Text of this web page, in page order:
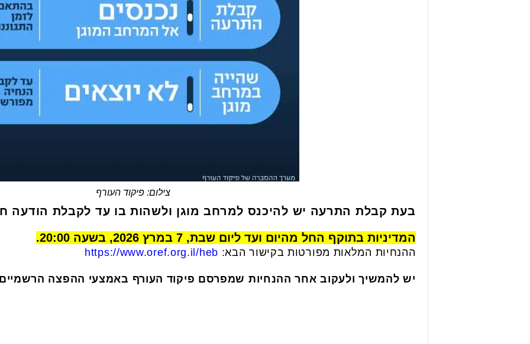
צילום: פיקוד העורף
בעת קבלת התרעה יש להיכנס למרחב מוגן ולשהות בו עד לקבלת הודעה
המדיניות בתוקף החל מהיום ועד ליום שבת, 7 במרץ 2026, בשעה 20:00.
ההנחיות המלאות מפורטות בקישור הבא: https://www.oref.org.il/heb
יש להמשיך ולעקוב אחר ההנחיות שמפרסם פיקוד העורף באמצעי ההפצה